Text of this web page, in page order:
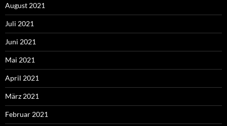
August 2021
Juli 2021
Juni 2021
Mai 2021
April 2021
März 2021
Februar 2021